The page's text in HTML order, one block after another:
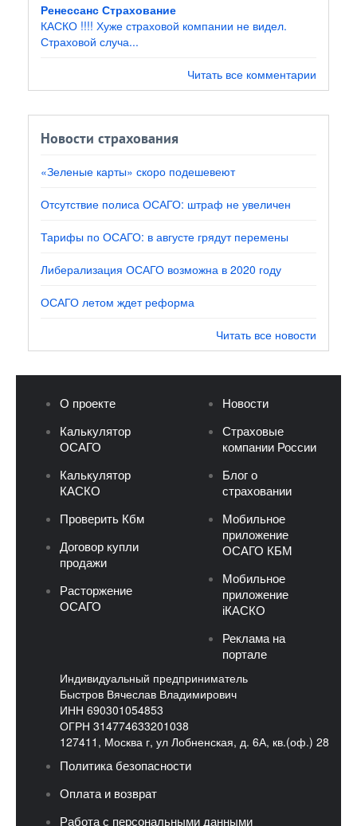
Ренессанс Страхование
КАСКО !!!! Хуже страховой компании не видел.
Страховой случа...
Читать все комментарии
Новости страхования
«Зеленые карты» скоро подешевеют
Отсутствие полиса ОСАГО: штраф не увеличен
Тарифы по ОСАГО: в августе грядут перемены
Либерализация ОСАГО возможна в 2020 году
ОСАГО летом ждет реформа
Читать все новости
О проекте
Калькулятор
ОСАГО
Калькулятор
КАСКО
Проверить Кбм
Договор купли
продажи
Расторжение
ОСАГО
Новости
Страховые
компании России
Блог о
страховании
Мобильное
приложение
ОСАГО КБМ
Мобильное
приложение
iКАСКО
Реклама на
портале
Индивидуальный предприниматель
Быстров Вячеслав Владимирович
ИНН 690301054853
ОГРН 314774633201038
127411, Москва г, ул Лобненская, д. 6А, кв.(оф.) 28
Политика безопасности
Оплата и возврат
Работа с персональными данными